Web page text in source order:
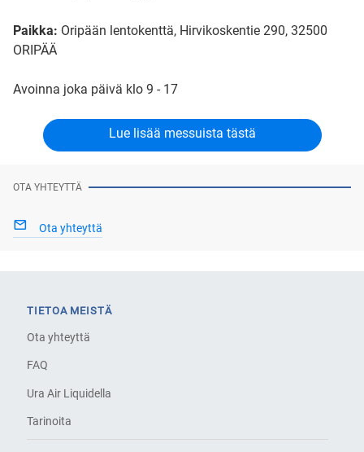
Paikka: Oripään lentokenttä, Hirvikoskentie 290, 32500
ORIPÄÄ
Avoinna joka päivä klo 9 - 17
Lue lisää messuista tästä
OTA YHTEYTTÄ
Ota yhteyttä
TIETOA MEISTÄ
Ota yhteyttä
FAQ
Ura Air Liquidella
Tarinoita